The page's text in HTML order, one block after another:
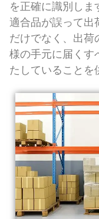
を正確に識別しま
適合品が誤って出
だけでなく、出荷
様の手元に届くす
たしていることを